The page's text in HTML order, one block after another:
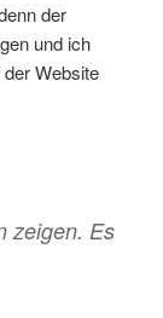
der
und ich
Website
zeigen. Es